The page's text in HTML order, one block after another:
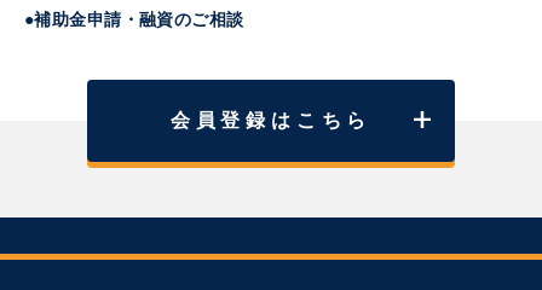
●補助金申請・融資のご相談
会員登録はこちら